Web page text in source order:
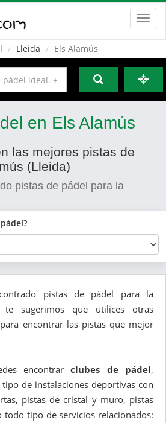
Lleida Els Alamús
en Els Alamús
las mejores pistas de
(Lleida)
pistas de pádel para la
pistas de pádel para la
te sugerimos que utilices otras
encontrar las pistas que mejor
encontrarclubes de pádel,
de instalaciones deportivas con
pistas de cristal y muro, pistas
todo tipo de servicios relacionados: